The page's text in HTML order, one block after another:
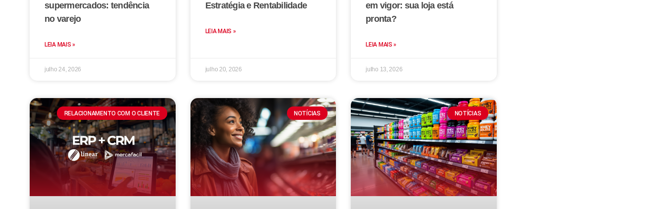
supermercados: tendência
no varejo
LEIA MAIS »
julho 24, 2026
Estratégia e Rentabilidade
LEIA MAIS »
julho 20, 2026
em vigor: sua loja está
pronta?
LEIA MAIS »
julho 13, 2026
RELACIONAMENTO COM O CLIENTE NOTÍCIAS NOTÍCIAS